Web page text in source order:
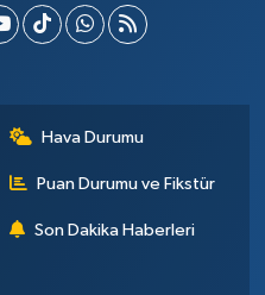
Hava Durumu
Puan Durumu ve Fikstür
Son Dakika Haberleri